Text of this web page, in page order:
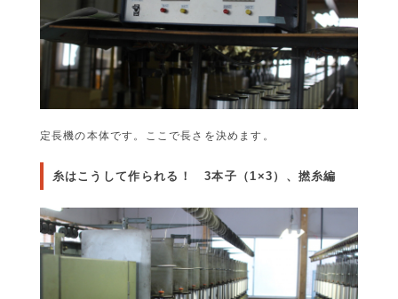
定長機の本体です。ここで長さを決めます。
糸はこうして作られる！ 3本子（1×3）、撚糸編